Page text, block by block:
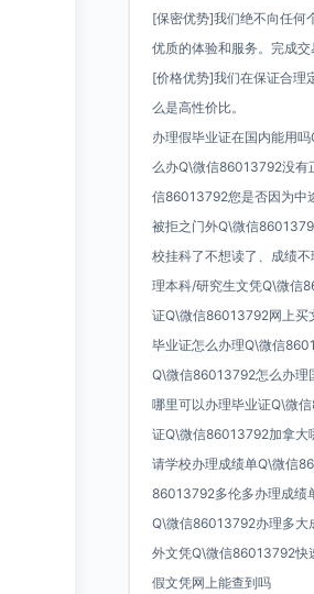
[保密优势]我们绝不向任何
优质的体验和服务。完成
[价格优势]我们在保证合理
么是高性价比。
办理假毕业证在国内能用
么办Q\微信86013792没有
信86013792您是否因为中
被拒之门外Q\微信
校挂科了不想读了、成绩
理本科/研究生文凭Q\微信
证Q\微信86013792网上买
毕业证怎么办理Q\微信
Q\微信86013792怎么办理
哪里可以办理毕业证Q\微
证Q\微信86013792加拿大
请学校办理成绩单Q\微信
86013792多伦多办理成绩
Q\微信86013792办理多大
外文凭Q\微信86013792快
假文凭网上能查到吗